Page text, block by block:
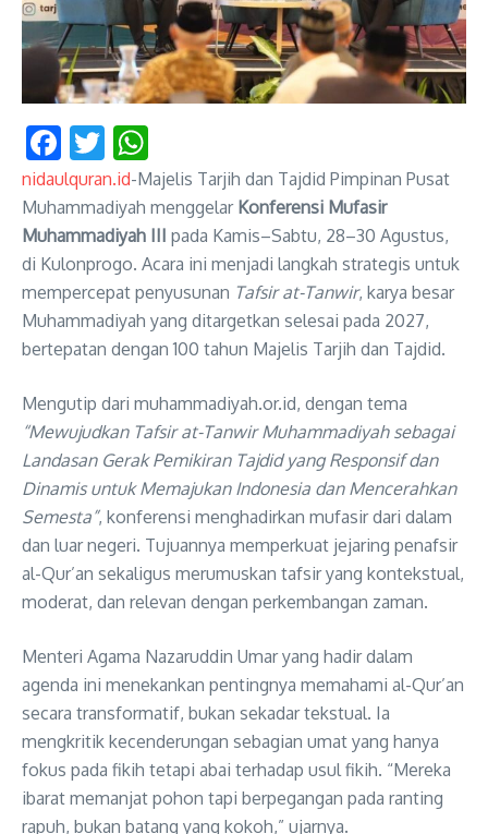
Facebook
Twitter
nidaulquran.id-Majelis Tarjih dan Tajdid Pimpinan Pusat
Muhammadiyah menggelar Konferensi Mufasir
Muhammadiyah III pada Kamis–Sabtu, 28–30 Agustus,
di Kulonprogo. Acara ini menjadi langkah strategis untuk
mempercepat penyusunan Tafsir at-Tanwir, karya besar
Muhammadiyah yang ditargetkan selesai pada 2027,
bertepatan dengan 100 tahun Majelis Tarjih dan Tajdid.
Mengutip dari muhammadiyah.or.id, dengan tema
“Mewujudkan Tafsir at-Tanwir Muhammadiyah sebagai
Landasan Gerak Pemikiran Tajdid yang Responsif dan
Dinamis untuk Memajukan Indonesia dan Mencerahkan
Semesta”, konferensi menghadirkan mufasir dari dalam
dan luar negeri. Tujuannya memperkuat jejaring penafsir
al-Qur’an sekaligus merumuskan tafsir yang kontekstual,
moderat, dan relevan dengan perkembangan zaman.
Menteri Agama Nazaruddin Umar yang hadir dalam
agenda ini menekankan pentingnya memahami al-Qur’an
secara transformatif, bukan sekadar tekstual. Ia
mengkritik kecenderungan sebagian umat yang hanya
fokus pada fikih tetapi abai terhadap usul fikih. “Mereka
ibarat memanjat pohon tapi berpegangan pada ranting
rapuh, bukan batang yang kokoh,” ujarnya.